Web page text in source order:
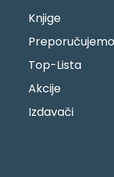
Knjige
Preporučujemo
Top-Lista
Akcije
Izdavači